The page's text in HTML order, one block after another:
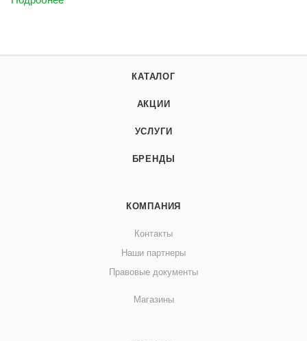
КАТАЛОГ
АКЦИИ
УСЛУГИ
БРЕНДЫ
КОМПАНИЯ
Контакты
Наши партнеры
Правовые документы
Магазины